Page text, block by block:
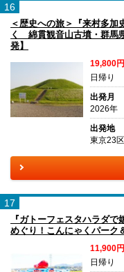
16
＜歴史への旅＞『来村多加
く 綿貫観音山古墳・群馬
発】
19,800
日帰り
出発月
2026年
出発地
東京23区
17
『ガトーフェスタハラダ
めぐり！こんにゃくパーク
11,900
日帰り